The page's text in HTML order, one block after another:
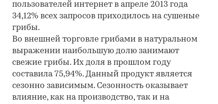
пользователей интернет в апреле 2013 года
34,12% всех запросов приходилось на сушеные
грибы.
Во внешней торговле грибами в натуральном
выражении наибольшую долю занимают
свежие грибы. Их доля в прошлом году
составила 75,94%. Данный продукт является
сезонно зависимым. Сезонность оказывает
влияние, как на производство, так и на